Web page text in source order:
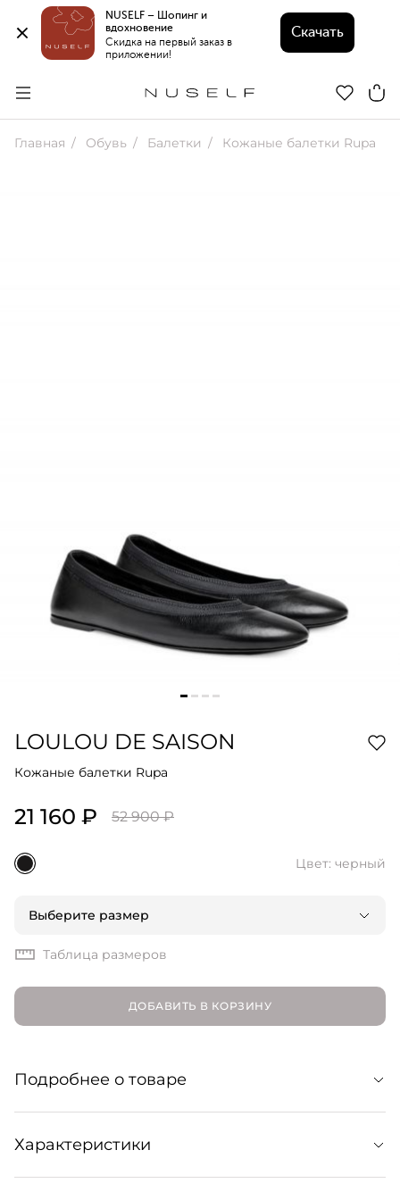
NUSELF – Шопинг и
вдохновение
Скидка на первый заказ в
приложении!
Скачать
Главная Обувь Балетки Кожаные балетки Rupa
LOULOU DE SAISON
Кожаные балетки Rupa
21 160 ₽ 52 900 ₽
Цвет: черный
Выберите размер
Таблица размеров
ДОБАВИТЬ В КОРЗИНУ
Подробнее о товаре
Минималистичные балетки из мягкой кожи наппа.
Изготовлены в Италии с особым вниманием к
ремесленным традициям. Сочетают в себе комфорт и
Характеристики